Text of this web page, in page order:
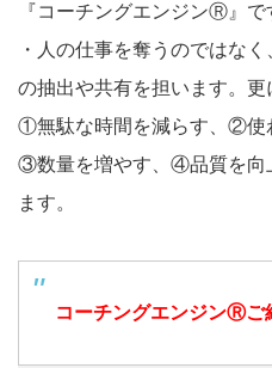
『コーチングエンジンⓇ』で
・人の仕事を奪うのではな
の抽出や共有を担います。更
①無駄な時間を減らす、②使
③数量を増やす、④品質を向
ます。
コーチングエンジンⓇご